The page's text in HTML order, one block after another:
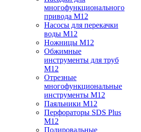
многофункционального
привода M12
Насосы для перекачки
воды M12
Ножницы M12
Обжимные
инструменты для труб
M12
Отрезные
многофункциональные
инструменты M12
Паяльники M12
Перфораторы SDS Plus
M12
Полировальные